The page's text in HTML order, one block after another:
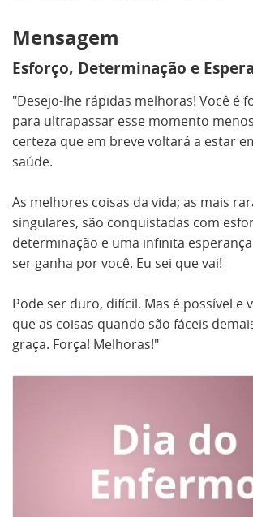
Mensagem
Esforço, Determinação e
"Desejo-lhe rápidas melhoras! Você é
para ultrapassar esse momento
certeza que em breve voltará a estar
saúde.
As melhores coisas da vida; as mais
singulares, são conquistadas com
determinação e uma infinita
ser ganha por você. Eu sei que vai!
Pode ser duro, difícil. Mas é possível e
que as coisas quando são fáceis
graça. Força! Melhoras!"